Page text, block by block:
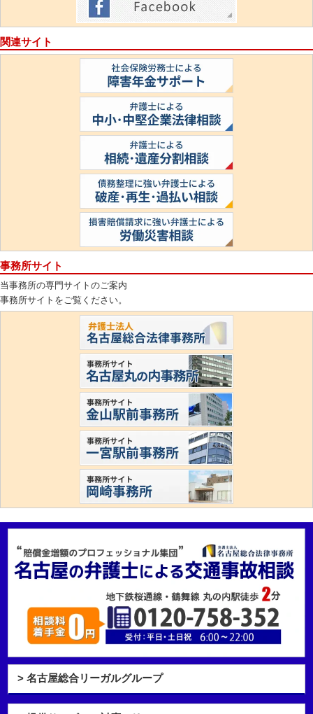
関連サイト
事務所サイト
当事務所の専門サイトのご案内
事務所サイトをご覧ください。
> 名古屋総合リーガルグループ